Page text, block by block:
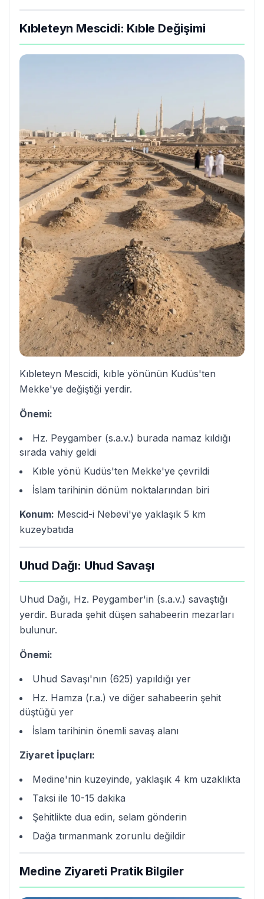
Kıbleteyn Mescidi: Kıble Değişimi
Kıbleteyn Mescidi, kıble yönünün Kudüs'ten
Mekke'ye değiştiği yerdir.
Önemi:
Hz. Peygamber (s.a.v.) burada namaz kıldığı
sırada vahiy geldi
Kıble yönü Kudüs'ten Mekke'ye çevrildi
İslam tarihinin dönüm noktalarından biri
Konum: Mescid-i Nebevi'ye yaklaşık 5 km
kuzeybatıda
Uhud Dağı: Uhud Savaşı
Uhud Dağı, Hz. Peygamber'in (s.a.v.) savaştığı
yerdir. Burada şehit düşen sahabeerin mezarları
bulunur.
Önemi:
Uhud Savaşı'nın (625) yapıldığı yer
Hz. Hamza (r.a.) ve diğer sahabeerin şehit
düştüğü yer
İslam tarihinin önemli savaş alanı
Ziyaret İpuçları:
Medine'nin kuzeyinde, yaklaşık 4 km uzaklıkta
Taksi ile 10-15 dakika
Şehitlikte dua edin, selam gönderin
Dağa tırmanmank zorunlu değildir
Medine Ziyareti Pratik Bilgiler